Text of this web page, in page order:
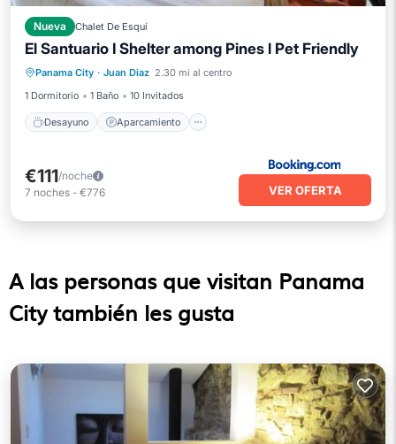
Nueva Chalet De Esquí
El Santuario I Shelter among Pines l Pet Friendly
Panama City · Juan Diaz 2.30 mi al centro
1 Dormitorio
1 Baño 10 Invitados
Desayuno Aparcamiento
Desayuno
Aparcamiento
Balcón/Terraza
Vistas
€111/noche
7 noches - €776 VER OFERTA
A las personas que visitan Panama
City también les gusta